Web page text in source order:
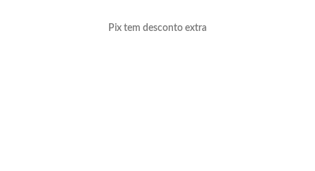
Pix tem desconto extra